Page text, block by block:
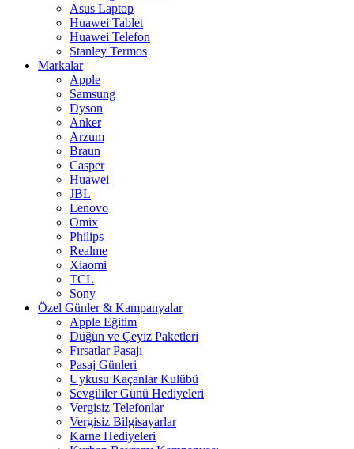
Asus Laptop
Huawei Tablet
Huawei Telefon
Stanley Termos
Markalar
Apple
Samsung
Dyson
Anker
Arzum
Braun
Casper
Huawei
JBL
Lenovo
Omix
Philips
Realme
Xiaomi
TCL
Sony
Özel Günler & Kampanyalar
Apple Eğitim
Düğün ve Çeyiz Paketleri
Fırsatlar Pasajı
Pasaj Günleri
Uykusu Kaçanlar Kulübü
Sevgililer Günü Hediyeleri
Vergisiz Telefonlar
Vergisiz Bilgisayarlar
Karne Hediyeleri